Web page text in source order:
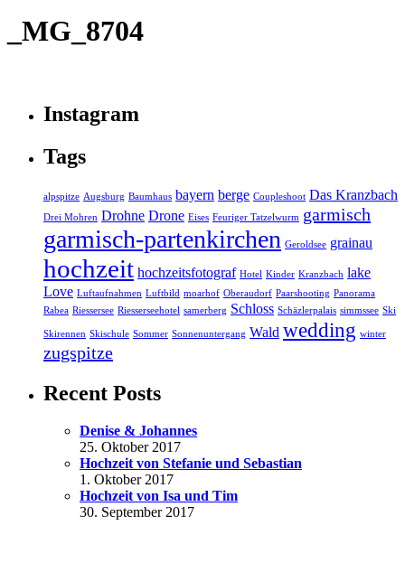
_MG_8704
Instagram
Tags
alpspitze Augsburg Baumhaus bayern berge Coupleshoot Das Kranzbach
Drei Mohren Drohne Drone Eises Feuriger Tatzelwurm garmisch
garmisch-partenkirchen Geroldsee grainau
hochzeit hochzeitsfotograf Hotel Kinder Kranzbach lake
Love Luftaufnahmen Luftbild moarhof Oberaudorf Paarshooting Panorama
Rabea Riessersee Riesserseehotel samerberg Schloss Schäzlerpalais simmssee Ski
Skirennen Skischule Sommer Sonnenuntergang Wald wedding winter
zugspitze
Recent Posts
Denise & Johannes
25. Oktober 2017
Hochzeit von Stefanie und Sebastian
1. Oktober 2017
Hochzeit von Isa und Tim
30. September 2017